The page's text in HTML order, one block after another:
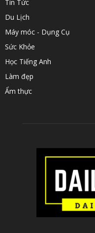
Tin Tức
Du Lịch
Máy móc - Dụng Cụ
Sức Khỏe
Học Tiếng Anh
Làm đẹp
Ẩm thực